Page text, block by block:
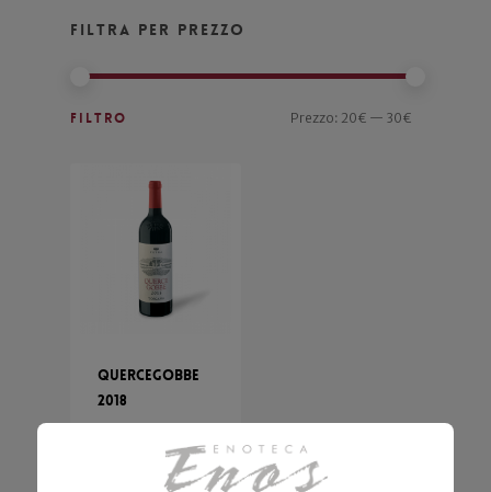
Filtra per prezzo
Filtro Prezzo: 20€ — 30€
Quercegobbe
2018